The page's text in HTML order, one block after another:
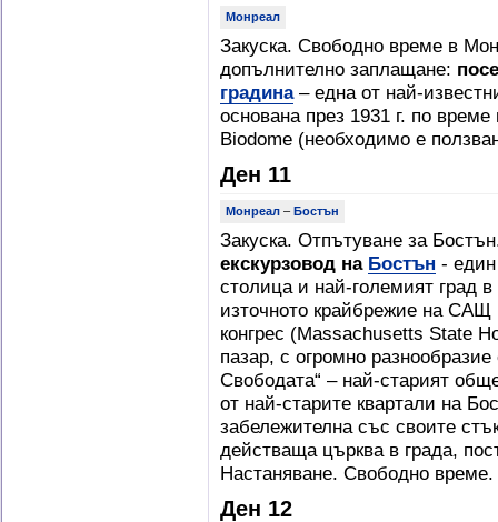
Монреал
Закуска. Свободно време в
допълнително заплащане:
градина– една от най-
основана през 1931 г. по
Biodome (необходимо е
Ден 11
Монреал – Бостън
Закуска. Отпътуване за
екскурзовод на Бостън -
столица и най-големият град
източното крайбрежие на САЩ
конгрес (Massachusetts State
пазар, с огромно
Свободата“ – най-старият
от най-старите квартали на
забележителна със своите
действаща църква в града,
Настаняване. Свободно
Ден 12